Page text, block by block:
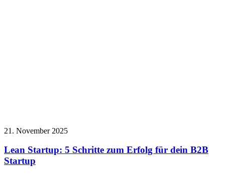
21. November 2025
Lean Startup: 5 Schritte zum Erfolg für dein B2B
Startup